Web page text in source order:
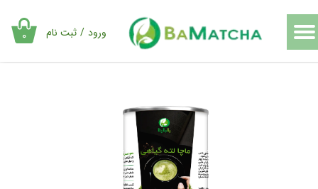
ورود / ثبت نام
حساب کاربری من
تغییر گذر واژه
۰